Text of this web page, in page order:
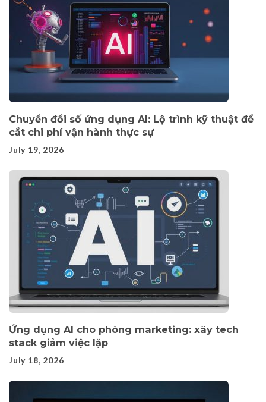
Chuyển đổi số ứng dụng AI: Lộ trình kỹ thuật để
cắt chi phí vận hành thực sự
July 19, 2026
Ứng dụng AI cho phòng marketing: xây tech
stack giảm việc lặp
July 18, 2026